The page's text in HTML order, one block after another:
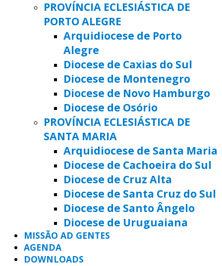
PROVÍNCIA ECLESIÁSTICA DE
PORTO ALEGRE
Arquidiocese de Porto
Alegre
Diocese de Caxias do Sul
Diocese de Montenegro
Diocese de Novo Hamburgo
Diocese de Osório
PROVÍNCIA ECLESIÁSTICA DE
SANTA MARIA
Arquidiocese de Santa Maria
Diocese de Cachoeira do Sul
Diocese de Cruz Alta
Diocese de Santa Cruz do Sul
Diocese de Santo Ângelo
Diocese de Uruguaiana
MISSÃO AD GENTES
AGENDA
DOWNLOADS